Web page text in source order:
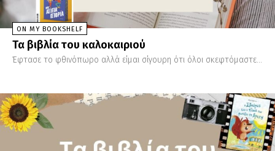
ON MY BOOKSHELF
Τα βιβλία του καλοκαιριού
Έφτασε το φθινόπωρο αλλά είμαι σίγουρη ότι όλοι σκεφτόμαστε...